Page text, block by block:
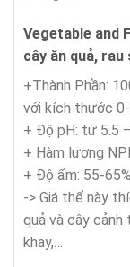
Vegetable and
cây ăn quả,
+Thành Phần:
với kích thước
+ Độ pH: từ 5.5
+ Hàm lượng
+ Độ ẩm: 55-65%
-> Giá thể này
quả và cây cảnh
khay,…